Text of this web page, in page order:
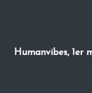
Humanvibes, 1er